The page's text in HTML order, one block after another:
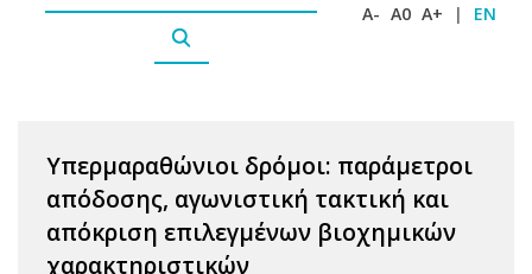
A- A0 A+ | EN
Υπερμαραθώνιοι δρόμοι: παράμετροι
απόδοσης, αγωνιστική τακτική και
απόκριση επιλεγμένων βιοχημικών
χαρακτηριστικών